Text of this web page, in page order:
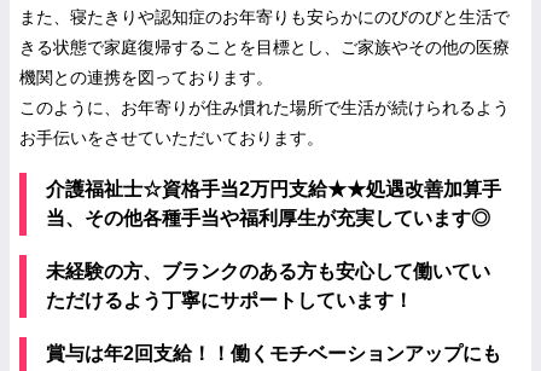
また、寝たきりや認知症のお年寄りも安らかにのびのびと生活で
きる状態で家庭復帰することを目標とし、ご家族やその他の医療
機関との連携を図っております。
このように、お年寄りが住み慣れた場所で生活が続けられるよう
お手伝いをさせていただいております。
介護福祉士☆資格手当2万円支給★★処遇改善加算手
当、その他各種手当や福利厚生が充実しています◎
未経験の方、ブランクのある方も安心して働いてい
ただけるよう丁寧にサポートしています！
賞与は年2回支給！！働くモチベーションアップにも